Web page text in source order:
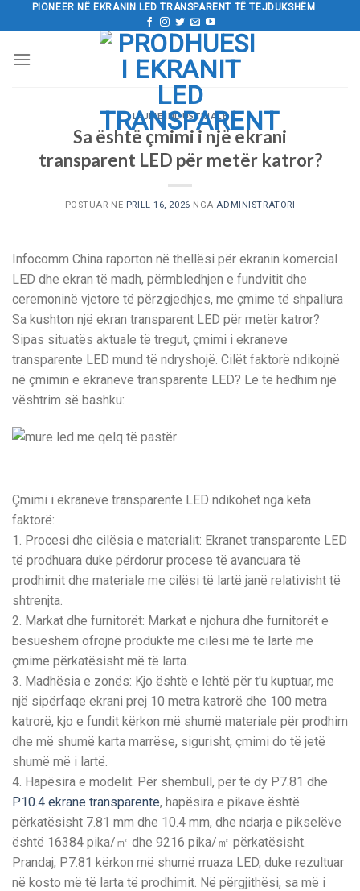
tek
PIONEER NË EKRANIN LED TRANSPARENT TË TEJDUKSHËM
LAJME INDUSTRIALE
Sa është çmimi i një ekrani
transparent LED për metër katror?
POSTUAR NE PRILL 16, 2026 NGAADMINISTRATORI
Infocomm China raporton në thellësi për ekranin komercial
LED dhe ekran të madh, përmbledhjen e fundvitit dhe
ceremoninë vjetore të përzgjedhjes, me çmime të shpallura
Sa kushton një ekran transparent LED për metër katror?
Sipas situatës aktuale të tregut, çmimi i ekraneve
transparente LED mund të ndryshojë. Cilët faktorë ndikojnë
në çmimin e ekraneve transparente LED? Le të hedhim një
vështrim së bashku:
Çmimi i ekraneve transparente LED ndikohet nga këta
faktorë:
1. Procesi dhe cilësia e materialit: Ekranet transparente LED
të prodhuara duke përdorur procese të avancuara të
prodhimit dhe materiale me cilësi të lartë janë relativisht të
shtrenjta.
2. Markat dhe furnitorët: Markat e njohura dhe furnitorët e
besueshëm ofrojnë produkte me cilësi më të lartë me
çmime përkatësisht më të larta.
3. Madhësia e zonës: Kjo është e lehtë për t'u kuptuar, me
një sipërfaqe ekrani prej 10 metra katrorë dhe 100 metra
katrorë, kjo e fundit kërkon më shumë materiale për prodhim
dhe më shumë karta marrëse, sigurisht, çmimi do të jetë
shumë më i lartë.
4. Hapësira e modelit: Për shembull, për të dy P7.81 dhe
P10.4 ekrane transparente, hapësira e pikave është
përkatësisht 7.81 mm dhe 10.4 mm, dhe ndarja e pikselëve
është 16384 pika/㎡ dhe 9216 pika/㎡ përkatësisht.
Prandaj, P7.81 kërkon më shumë rruaza LED, duke rezultuar
në kosto më të larta të prodhimit. Në përgjithësi, sa më i